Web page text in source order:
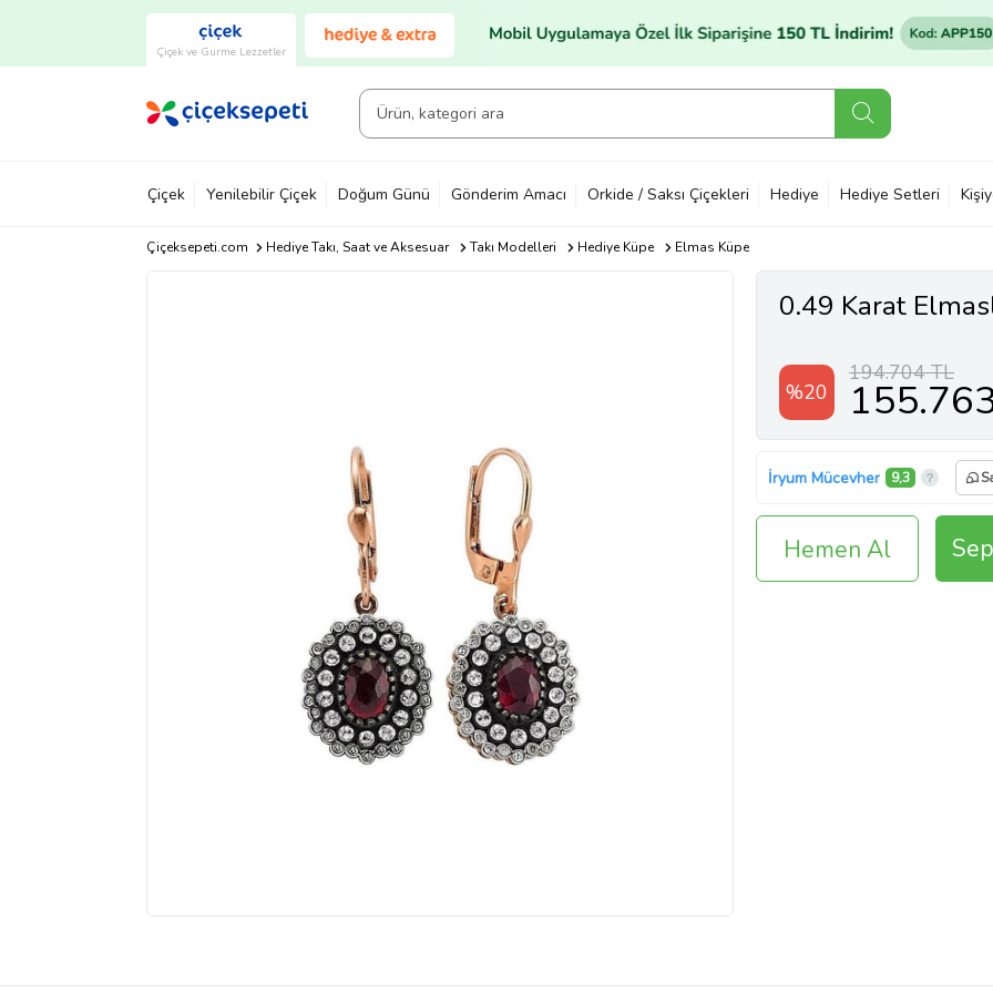
Çiçek ve Gurme Lezzetler
Çiçek Yenilebilir Çiçek Doğum Günü Gönderim Amacı Orkide / Saksı Çiçekleri Hediye Hediye Setleri
Çiçeksepeti.com Hediye Takı, Saat ve Aksesuar Takı Modelleri Hediye Küpe Elmas Küpe
0.49 Karat
%20
194.704 TL
İryum Mücevher 9,3
Hemen Al